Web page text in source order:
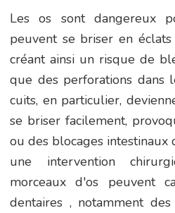
Les os sont dangereux
peuvent se briser en
créant ainsi un risque de
que des perforations dans
cuits, en particulier,
se briser facilement,
ou des blocages intestinaux
une intervention
morceaux d'os peuvent
dentaires , notamment